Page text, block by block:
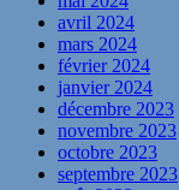
avril 2024
mars 2024
février 2024
janvier 2024
décembre 2023
novembre 2023
octobre 2023
septembre 2023